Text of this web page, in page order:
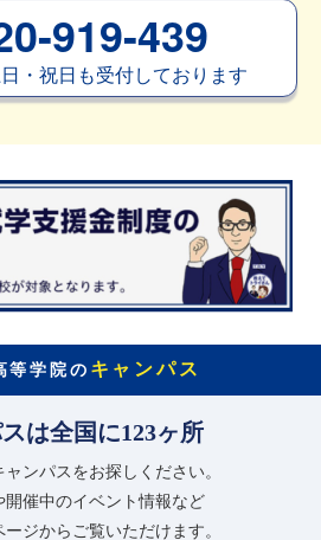
919-439
・祝日も受付しております
等学院の キャンパス
は全国に123ヶ所
ンパスをお探しください。
開催中のイベント情報など
ジからご覧いただけます。